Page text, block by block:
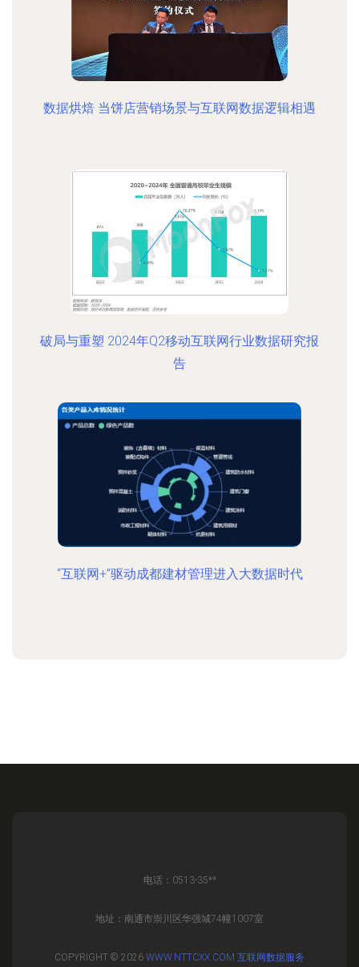
数据烘焙 当饼店营销场景与互联网数据逻辑相遇
破局与重塑 2024年Q2移动互联网行业数据研究报
告
“互联网+”驱动成都建材管理进入大数据时代
电话：0513-35**
地址：南通市崇川区华强城74幢1007室
COPYRIGHT © 2026 WWW.NTTCXX.COM 互联网数据服务